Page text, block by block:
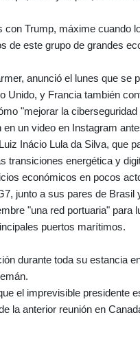
Trump, máxime cuando
de este grupo de grandes
anunció el lunes que se
Unido, y Francia también
"mejorar la
un video en Instagram
Inácio Lula da Silva, que
transiciones energética y
económicos en pocos
junto a sus pares de Brasil
"una red portuaria" para
puertos marítimos.
durante toda su estancia
el imprevisible presidente
la anterior reunión en